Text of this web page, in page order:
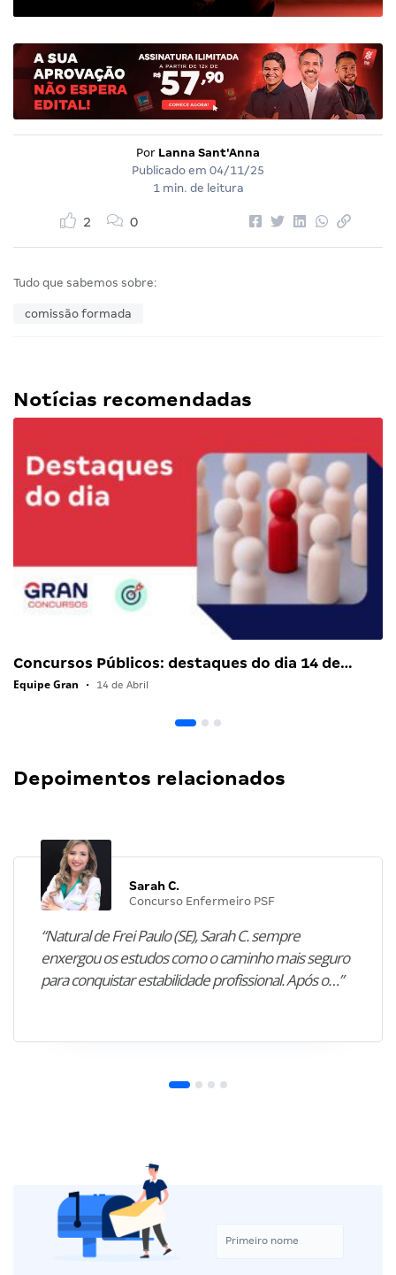
Por Lanna Sant'Anna
Publicado em 04/11/25
1 min. de leitura
2 0
Tudo que sabemos sobre:
comissão formada
Notícias recomendadas
Concursos Públicos: destaques do dia 14 de…
Equipe Gran • 14 de Abril
Depoimentos relacionados
Sarah C.
Concurso Enfermeiro PSF
“Natural de Frei Paulo (SE), Sarah C. sempre
enxergou os estudos como o caminho mais seguro
para conquistar estabilidade profissional. Após o…”